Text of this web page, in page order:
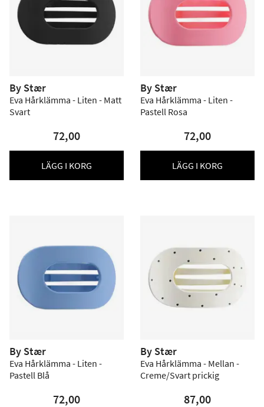
By Stær
Eva Hårklämma - Liten - Matt
Svart
72,00
LÄGG I KORG
By Stær
Eva Hårklämma - Liten -
Pastell Rosa
72,00
LÄGG I KORG
By Stær
Eva Hårklämma - Liten -
Pastell Blå
72,00
By Stær
Eva Hårklämma - Mellan -
Creme/Svart prickig
87,00